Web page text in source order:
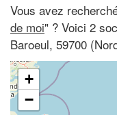
Vous avez
de moi" ? Voici 2
Baroeul, 59700
+
−